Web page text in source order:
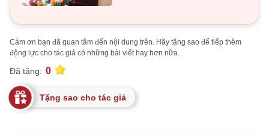
Cảm ơn bạn đã quan tâm đến nội dung trên. Hãy tặng sao để tiếp thêm
động lực cho tác giả có những bài viết hay hơn nữa.
Đã tặng: 0
Tặng sao cho tác giả